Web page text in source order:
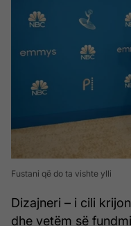
Fustani që do ta vishte ylli
Dizajneri – i cili
dhe vetëm së